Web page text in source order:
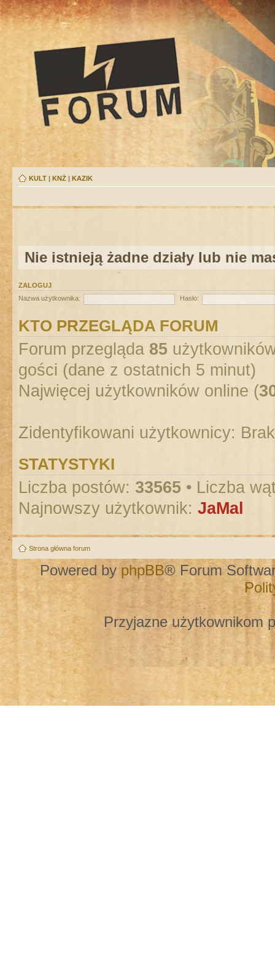
KULT | KNŻ | KAZIK
Nie istnieją żadne działy lub nie
ZALOGUJ
Nazwa użytkownika:
Hasło:
KTO PRZEGLĄDA FORUM
Forum przegląda 85
gości (dane z ostatnich 5 minut)
Najwięcej użytkowników online (
Zidentyfikowani użytkownicy:
STATYSTYKI
Liczba postów: 33565 • Liczba
Najnowszy użytkownik: JaMal
Strona główna forum
Powered by phpBB® Forum
Przyjazne użytkownikom